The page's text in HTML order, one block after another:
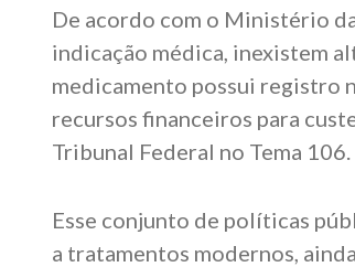
De acordo com o Ministério
indicação médica, inexistem
medicamento possui registro
recursos financeiros para
Tribunal Federal no Tema 106.
Esse conjunto de políticas
a tratamentos modernos,